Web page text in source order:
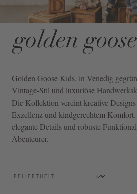
Golden Goose Kids, in Venedig
Vintage-Stil und luxuriöse
Die Kollektion vereint kreative
Exzellenz und kindgerechtem
elegante Details und robuste
Abenteurer.